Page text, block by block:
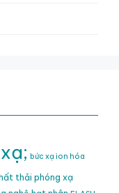
bức xạ ion hóa
thải phóng xạ